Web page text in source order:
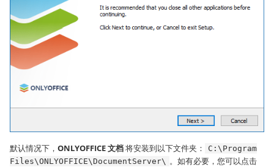
默认情况下， ONLYOFFICE 文档将安装到以下文件夹：
C:\Program
Files\ONLYOFFICE\DocumentServer\ 。如有必要，您可以点击